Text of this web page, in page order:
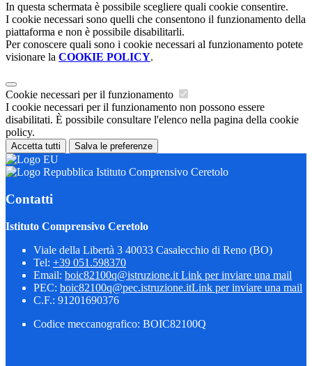
In questa schermata è possibile scegliere quali cookie consentire.
I cookie necessari sono quelli che consentono il funzionamento della
piattaforma e non è possibile disabilitarli.
Per conoscere quali sono i cookie necessari al funzionamento potete
visionare la COOKIE POLICY.
Cookie necessari per il funzionamento
I cookie necessari per il funzionamento non possono essere
disabilitati. È possibile consultare l'elenco nella pagina della cookie
policy.
Accetta tutti Salva le preferenze
Istituto Comprensivo Ceretolo
Contatti
Istituto Comprensivo Ceretolo
Viale della Libertà 3 40033 Casalecchio di Reno (BO)
Tel: +39 051.598370
Email: boic82100q@istruzione.it Link per inviare una mail
PEC: boic82100q@pec.istruzione.itLink per inviare una mail
C.F.: 91201690376
Codice meccanografico: BOIC82100Q